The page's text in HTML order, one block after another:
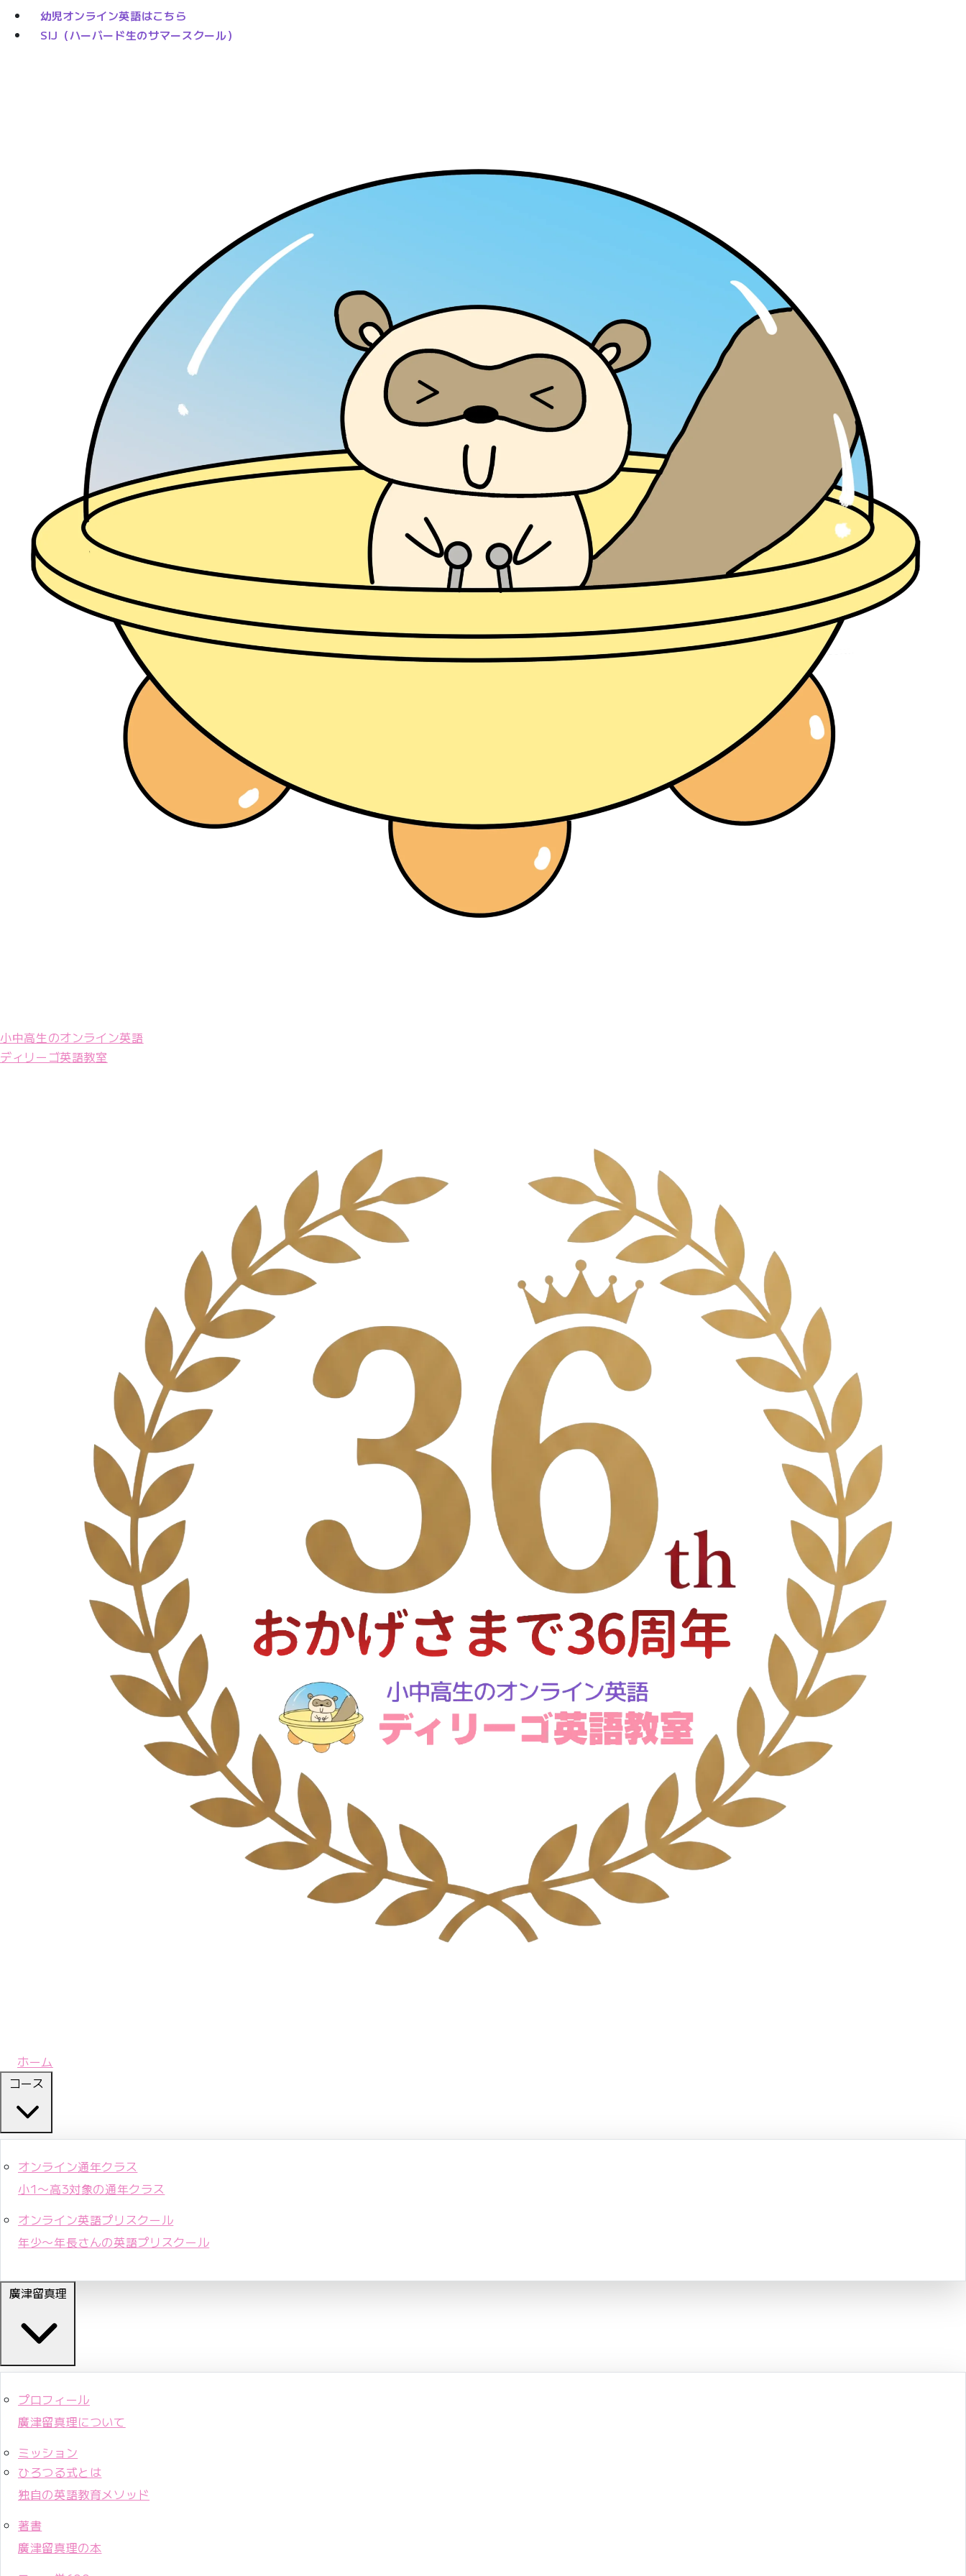
幼児オンライン英語はこちら
SIJ（ハーバード生のサマースクール）
小中高生のオンライン英語
ディリーゴ英語教室
ホーム
コース
オンライン通年クラス
小1〜高3対象の通年クラス
オンライン英語プリスクール
年少〜年長さんの英語プリスクール
廣津留真理
プロフィール
廣津留真理について
ミッション
ひろつる式とは
独自の英語教育メソッド
著書
廣津留真理の本